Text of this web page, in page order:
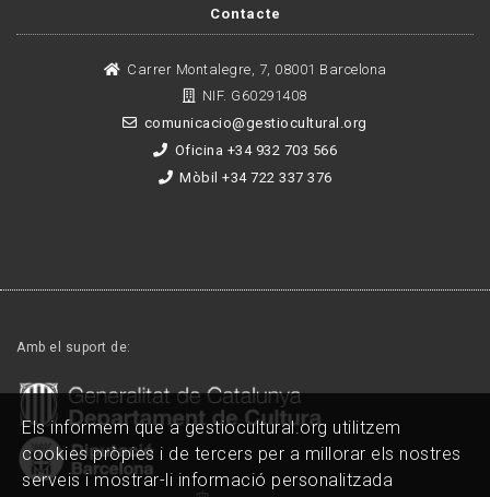
Contacte
Carrer Montalegre, 7, 08001 Barcelona
NIF. G60291408
comunicacio@gestiocultural.org
Oficina +34 932 703 566
Mòbil +34 722 337 376
Amb el suport de:
Els informem que a gestiocultural.org utilitzem
cookies pròpies i de tercers per a millorar els nostres
serveis i mostrar-li informació personalitzada